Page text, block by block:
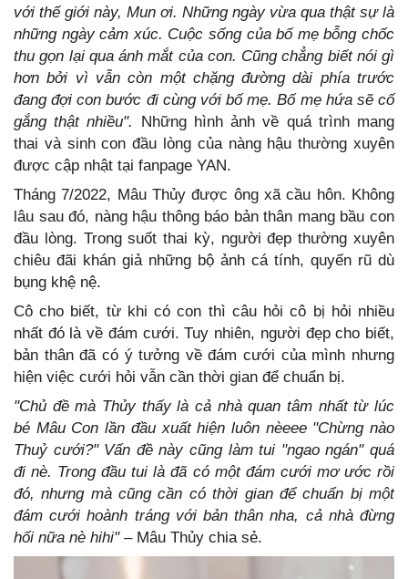
với thế giới này, Mun ơi. Những ngày vừa qua thật sự là
những ngày cảm xúc. Cuộc sống của bố mẹ bỗng chốc
thu gọn lại qua ánh mắt của con. Cũng chẳng biết nói gì
hơn bởi vì vẫn còn một chặng đường dài phía trước
đang đợi con bước đi cùng với bố mẹ. Bố mẹ hứa sẽ cố
gắng thật nhiều". Những hình ảnh về quá trình mang
thai và sinh con đầu lòng của nàng hậu thường xuyên
được cập nhật tại fanpage YAN.
Tháng 7/2022, Mâu Thủy được ông xã cầu hôn. Không
lâu sau đó, nàng hậu thông báo bản thân mang bầu con
đầu lòng. Trong suốt thai kỳ, người đẹp thường xuyên
chiêu đãi khán giả những bộ ảnh cá tính, quyến rũ dù
bụng khệ nệ.
Cô cho biết, từ khi có con thì câu hỏi cô bị hỏi nhiều
nhất đó là về đám cưới. Tuy nhiên, người đẹp cho biết,
bản thân đã có ý tưởng về đám cưới của mình nhưng
hiện việc cưới hỏi vẫn cần thời gian để chuẩn bị.
"Chủ đề mà Thủy thấy là cả nhà quan tâm nhất từ lúc
bé Mâu Con lần đầu xuất hiện luôn nèeee "Chừng nào
Thuỷ cưới?" Vấn đề này cũng làm tui "ngao ngán" quá
đi nè. Trong đầu tui là đã có một đám cưới mơ ước rồi
đó, nhưng mà cũng cần có thời gian để chuẩn bị một
đám cưới hoành tráng với bản thân nha, cả nhà đừng
hối nữa nè hihi" – Mâu Thủy chia sẻ.